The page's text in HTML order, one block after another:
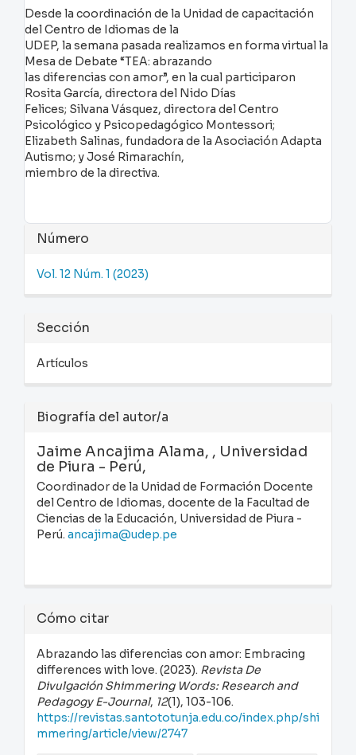
Desde la coordinación de la Unidad de capacitación
del Centro de Idiomas de la
UDEP, la semana pasada realizamos en forma virtual la
Mesa de Debate “TEA: abrazando
las diferencias con amor”, en la cual participaron
Rosita García, directora del Nido Días
Felices; Silvana Vásquez, directora del Centro
Psicológico y Psicopedagógico Montessori;
Elizabeth Salinas, fundadora de la Asociación Adapta
Autismo; y José Rimarachín,
miembro de la directiva.
Detalles
del
artículo
Número
Vol. 12 Núm. 1 (2023)
Sección
Artículos
Biografía del autor/a
Jaime Ancajima Alama, , Universidad
de Piura - Perú,
Coordinador de la Unidad de Formación Docente
del Centro de Idiomas, docente de la Facultad de
Ciencias de la Educación, Universidad de Piura -
Perú. ancajima@udep.pe
Cómo citar
Abrazando las diferencias con amor: Embracing
differences with love. (2023). Revista De
Divulgación Shimmering Words: Research and
Pedagogy E-Journal, 12(1), 103-106.
https://revistas.santototunja.edu.co/index.php/shi
mmering/article/view/2747